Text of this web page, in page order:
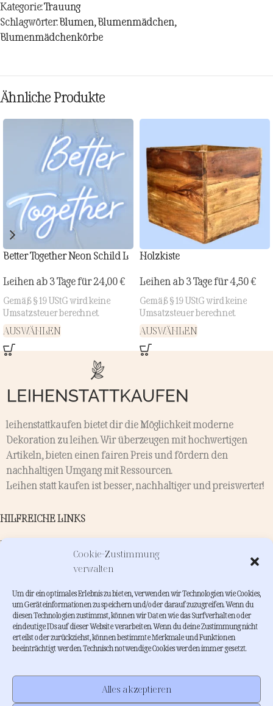
Cookie-Zustimmung
verwalten
Um dir ein optimales Erlebnis zu bieten, verwenden wir Technologien wie Cookies,
um Geräteinformationen zu speichern und/oder darauf zuzugreifen. Wenn du
diesen Technologien zustimmst, können wir Daten wie das Surfverhalten oder
eindeutige IDs auf dieser Website verarbeiten. Wenn du deine Zustimmung nicht
erteilst oder zurückziehst, können bestimmte Merkmale und Funktionen
beeinträchtigt werden. Technisch notwendige Cookies werden immer gesetzt.
Alles akzeptieren
Kategorie:Trauung
Schlagwörter:Blumen,Blumenmädchen,
Blumenmädchenkörbe
Ähnliche Produkte
Better Together Neon Schild L
Leihen ab 3 Tage für24,00€
Gemäß § 19 UStG wird keine
Umsatzsteuer berechnet.
AUSWÄHLEN
Holzkiste
Leihen ab 3 Tage für4,50€
Gemäß § 19 UStG wird keine
Umsatzsteuer berechnet.
AUSWÄHLEN
leihenstattkaufen bietet dir die Möglichkeit moderne
Dekoration zu leihen. Wir überzeugen mit hochwertigen
Artikeln, bieten einen fairen Preis und fördern den
nachhaltigen Umgang mit Ressourcen.
Leihen statt kaufen ist besser, nachhaltiger und preiswerter!
HILFREICHE LINKS
Kontakt
INFORMATIONEN
Wie funktioniert leihenstattkaufen?
FAQs
Inspiration